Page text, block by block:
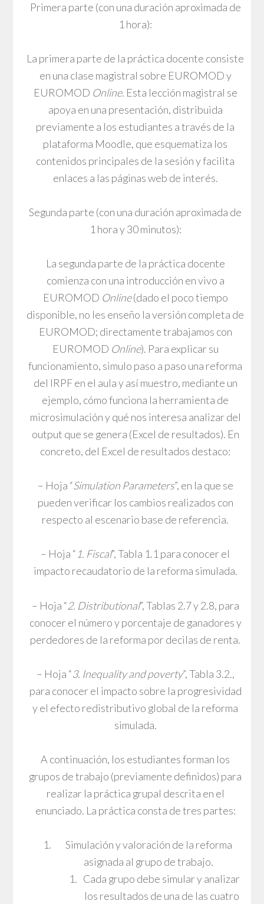
Primera parte (con una duración aproximada de
1 hora):
La primera parte de la práctica docente consiste
en una clase magistral sobre EUROMOD y
EUROMOD Online. Esta lección magistral se
apoya en una presentación, distribuida
previamente a los estudiantes a través de la
plataforma Moodle, que esquematiza los
contenidos principales de la sesión y facilita
enlaces a las páginas web de interés.
Segunda parte (con una duración aproximada de
1 hora y 30 minutos):
La segunda parte de la práctica docente
comienza con una introducción en vivo a
EUROMOD Online(dado el poco tiempo
disponible, no les enseño la versión completa de
EUROMOD; directamente trabajamos con
EUROMOD Online). Para explicar su
funcionamiento, simulo paso a paso una reforma
del IRPF en el aula y así muestro, mediante un
ejemplo, cómo funciona la herramienta de
microsimulación y qué nos interesa analizar del
output que se genera (Excel de resultados). En
concreto, del Excel de resultados destaco:
– Hoja “SimulationParameters”, en la que se
pueden verificar los cambios realizados con
respecto al escenario base de referencia.
– Hoja “1. Fiscal”, Tabla 1.1 para conocer el
impacto recaudatorio de la reforma simulada.
– Hoja “2. Distributional”, Tablas 2.7 y 2.8, para
conocer el número y porcentaje de ganadores y
perdedores de la reforma por decilas de renta.
– Hoja “3. Inequalityand poverty”, Tabla 3.2.,
para conocer el impacto sobre la progresividad
y el efecto redistributivo global de la reforma
simulada.
A continuación, los estudiantes forman los
grupos de trabajo (previamente definidos) para
realizar la práctica grupal descrita en el
enunciado. La práctica consta de tres partes:
Simulación y valoración de la reforma
asignada al grupo de trabajo.
Cada grupo debe simular y analizar
los resultados de una de las cuatro